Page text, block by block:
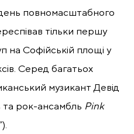
повномасштабного
тільки першу
на Софійській площі у
Серед багатьох
музикант Девід
та рок-ансамбль Pink